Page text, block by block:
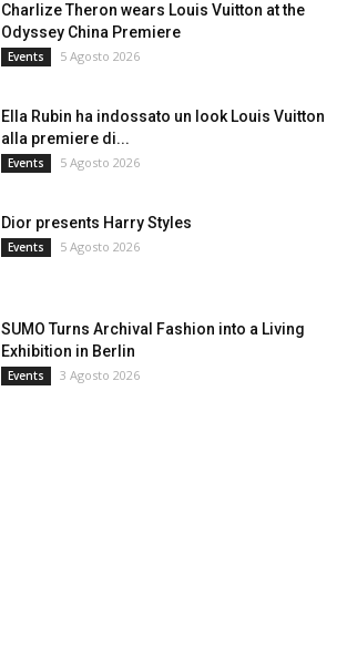
Charlize Theron wears Louis Vuitton at the
Odyssey China Premiere
Events 5 Agosto 2026
Ella Rubin ha indossato un look Louis Vuitton
alla premiere di...
Events 5 Agosto 2026
Dior presents Harry Styles
Events 5 Agosto 2026
SUMO Turns Archival Fashion into a Living
Exhibition in Berlin
Events 3 Agosto 2026